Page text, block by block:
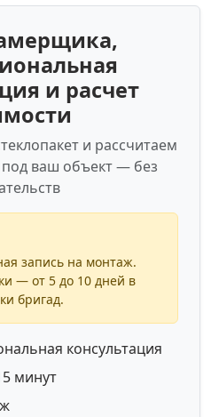
и расчет
и рассчитаем
ваш объект — без
запись на монтаж.
— от 5 до 10 дней в
бригад.
консультация
минут